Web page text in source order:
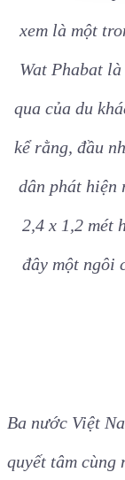
Đoàn
qua của du
kể rằng, đầu